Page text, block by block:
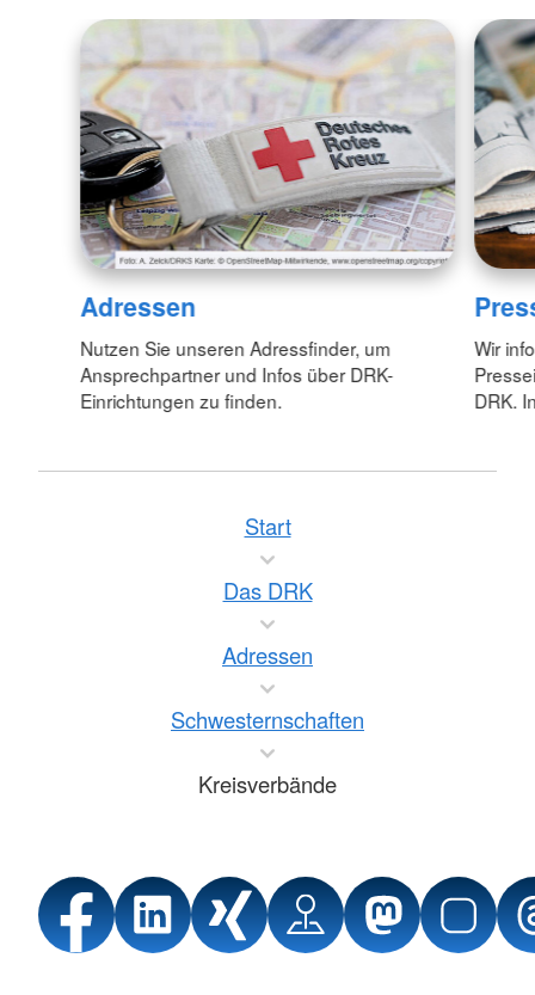
Adressen
Nutzen Sie unseren Adressfinder, um
Ansprechpartner und Infos über DRK-
Einrichtungen zu finden.
Wir
DRK.
Start
Das DRK
Adressen
Schwesternschaften
Kreisverbände